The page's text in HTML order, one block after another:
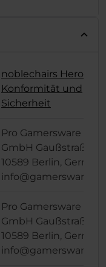
noblechairs Hero
Konformität und
Sicherheit
Pro Gamersware
GmbH Gaußstraße 1,
10589 Berlin,
Pro Gamersware
GmbH Gaußstraße 1,
10589 Berlin,